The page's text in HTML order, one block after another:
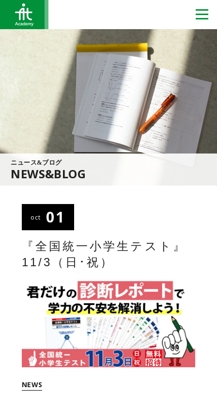
ニュース&ブログ
NEWS&BLOG
oct 01
『全国統一小学生テスト』
11/3（日･祝）
NEWS